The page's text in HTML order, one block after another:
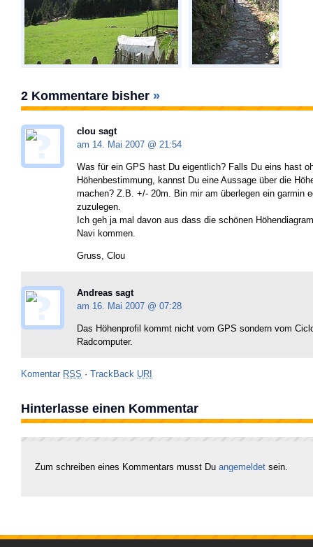
2 Kommentare bisher »
clou sagt
am 14. Mai 2007 @ 21:54
Was für ein GPS hast Du eigentlich? Falls Du eins hast
Höhenbestimmung, kannst Du eine Aussage über die
machen? Z.B. +/- 20m. Bin mir am überlegen ein garmin
zuzulegen.
Ich geh ja mal davon aus dass die schönen
Navi kommen.
Gruss, Clou
Andreas sagt
am 16. Mai 2007 @ 07:28
Das Höhenprofil kommt nicht vom GPS sondern vom
Radcomputer.
Komentar RSS · TrackBack URI
Hinterlasse einen Kommentar
Zum schreiben eines Kommentars musst Du angemeldet sein.